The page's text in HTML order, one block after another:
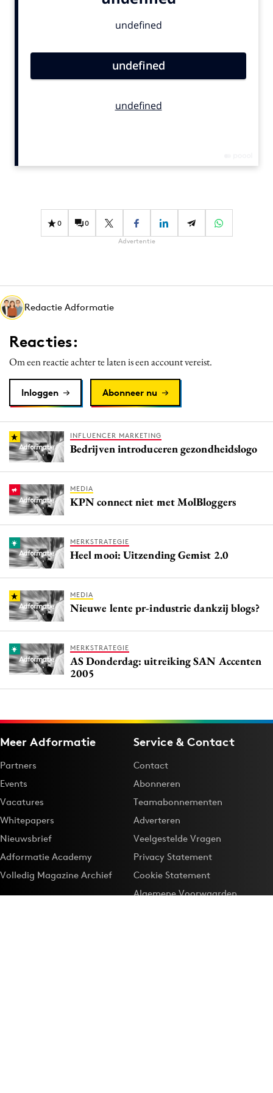
Gedragsverandering
Influencer marketing
Media
Merkstrategie
PR
Programmatic
Purpose Marketing
Reputatie & crisis
0 0
Advertentie
Redactie Adformatie
Reacties:
Om een reactie achter te laten is een account vereist.
Inloggen Abonneer nu
INFLUENCER MARKETING
Bedrijven introduceren gezondheidslogo
MEDIA
KPN connect niet met MolBloggers
MERKSTRATEGIE
Heel mooi: Uitzending Gemist 2.0
MEDIA
Nieuwe lente pr-industrie dankzij blogs?
MERKSTRATEGIE
AS Donderdag: uitreiking SAN Accenten
2005
Meer Adformatie
Partners
Events
Vacatures
Whitepapers
Nieuwsbrief
Adformatie Academy
Volledig Magazine Archief
Service & Contact
Contact
Abonneren
Teamabonnementen
Adverteren
Veelgestelde Vragen
Privacy Statement
Cookie Statement
Algemene Voorwaarden